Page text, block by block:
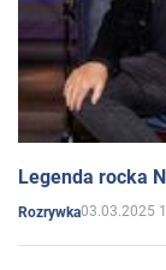
Legenda rocka
Rozrywka03.03.2025